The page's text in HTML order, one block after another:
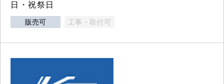
日・祝祭日
販売可 工事・取付可